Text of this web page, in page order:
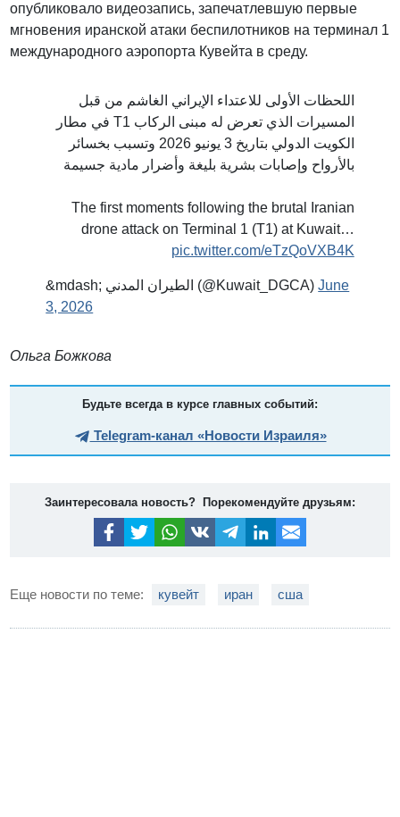
опубликовало видеозапись, запечатлевшую первые
мгновения иранской атаки беспилотников на терминал 1
международного аэропорта Кувейта в среду.
اللحظات الأولى للاعتداء الإيراني الغاشم من قبل
المسيرات الذي تعرض له مبنى الركاب T1 في مطار
الكويت الدولي بتاريخ 3 يونيو 2026 وتسبب بخسائر
بالأرواح وإصابات بشرية بليغة وأضرار مادية جسيمة
The first moments following the brutal Iranian
drone attack on Terminal 1 (T1) at Kuwait…
pic.twitter.com/eTzQoVXB4K
&mdash; الطيران المدني (@Kuwait_DGCA)June
3, 2026
Ольга Божкова
Будьте всегда в курсе главных событий:
Telegram-канал «Новости Израиля»
Заинтересовала новость? Порекомендуйте друзьям:
Еще новости по теме: кувейт иран сша